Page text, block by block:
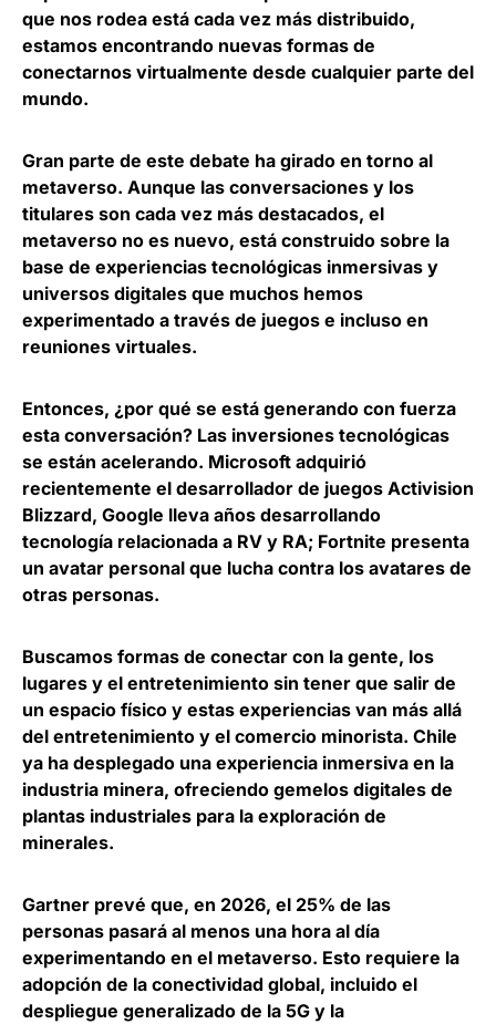
que nos rodea está cada vez más distribuido,
estamos encontrando nuevas formas de
conectarnos virtualmente desde cualquier parte del
mundo.
Gran parte de este debate ha girado en torno al
metaverso. Aunque las conversaciones y los
titulares son cada vez más destacados, el
metaverso no es nuevo, está construido sobre la
base de experiencias tecnológicas inmersivas y
universos digitales que muchos hemos
experimentado a través de juegos e incluso en
reuniones virtuales.
Entonces, ¿por qué se está generando con fuerza
esta conversación? Las inversiones tecnológicas
se están acelerando. Microsoft adquirió
recientemente el desarrollador de juegos Activision
Blizzard, Google lleva años desarrollando
tecnología relacionada a RV y RA; Fortnite presenta
un avatar personal que lucha contra los avatares de
otras personas.
Buscamos formas de conectar con la gente, los
lugares y el entretenimiento sin tener que salir de
un espacio físico y estas experiencias van más allá
del entretenimiento y el comercio minorista. Chile
ya ha desplegado una experiencia inmersiva en la
industria minera, ofreciendo gemelos digitales de
plantas industriales para la exploración de
minerales.
Gartner prevé que, en 2026, el 25% de las
personas pasará al menos una hora al día
experimentando en el metaverso. Esto requiere la
adopción de la conectividad global, incluido el
despliegue generalizado de la 5G y la